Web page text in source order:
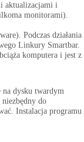
aktualizacjami i
monitorami).
Podczas działania
Linkury Smartbar.
komputera i jest z
na dysku twardym
do
Instalacja programu